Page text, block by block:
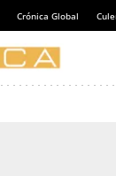
Crónica Global